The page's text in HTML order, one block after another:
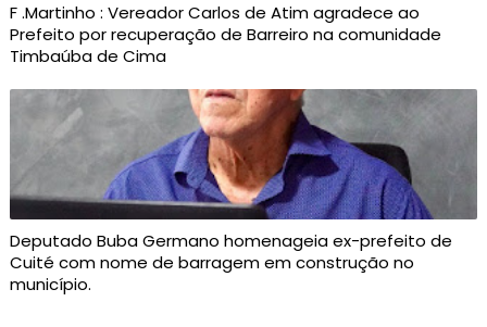
F .Martinho : Vereador Carlos de Atim agradece ao
Prefeito por recuperação de Barreiro na comunidade
Timbaúba de Cima
Deputado Buba Germano homenageia ex-prefeito de
Cuité com nome de barragem em construção no
município.